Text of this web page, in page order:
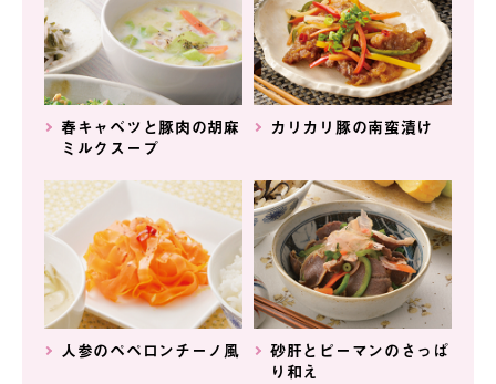
春キャベツと豚肉の胡麻
ミルクスープ
カリカリ豚の南蛮漬け
人参のペペロンチーノ風
砂肝とピーマンのさっぱ
り和え